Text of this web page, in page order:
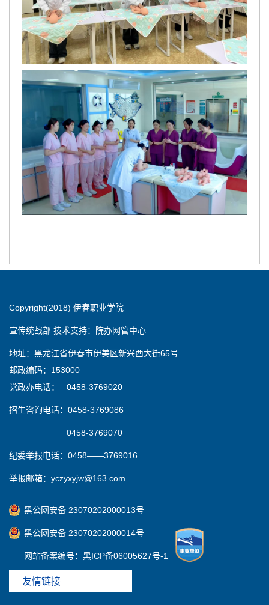
Copyright(2018) 伊春职业学院
宣传统战部 技术支持：院办网管中心
地址：黑龙江省伊春市伊美区新兴西大街65号
邮政编码：153000
党政办电话： 0458-3769020
招生咨询电话：0458-3769086
0458-3769070
纪委举报电话：0458——3769016
举报邮箱：yczyxyjw@163.com
黑公网安备 23070202000013号
黑公网安备 23070202000014号
网站备案编号：黑ICP备06005627号-1
友情链接